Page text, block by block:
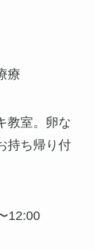
療
教室。卵な
持ち帰り付
12:00